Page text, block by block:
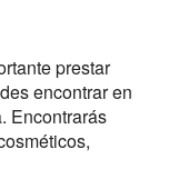
prestar
encontrar en
Encontrarás